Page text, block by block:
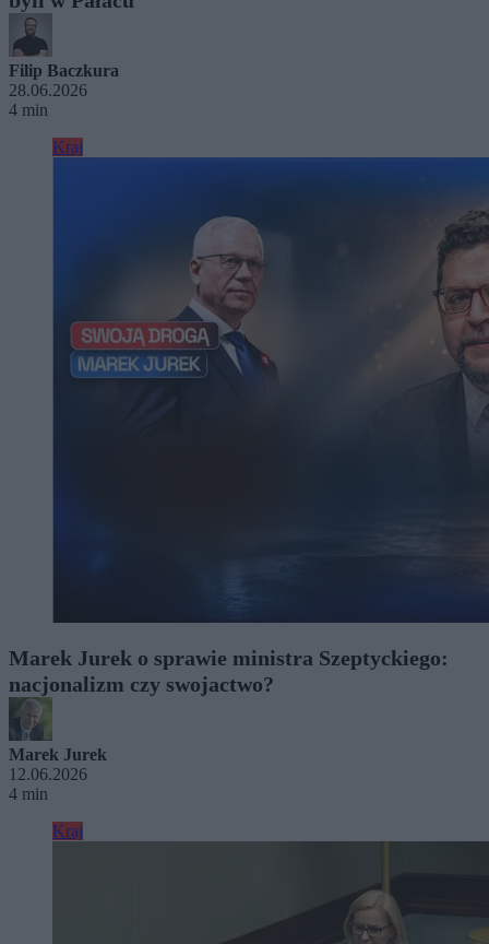
Filip Baczkura
28.06.2026
4 min
Kraj
Marek Jurek o sprawie ministra Szeptyckiego:
nacjonalizm czy swojactwo?
Marek Jurek
12.06.2026
4 min
Kraj